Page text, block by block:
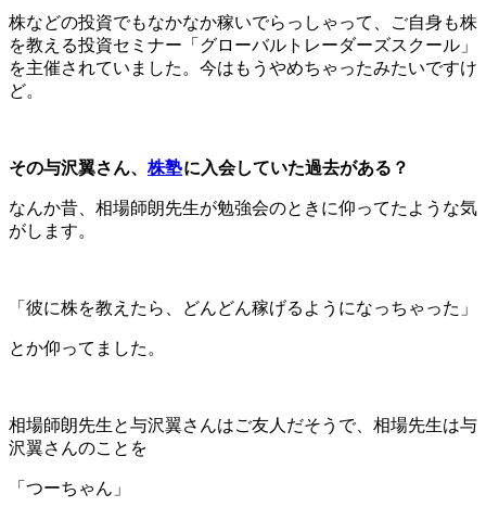
株などの投資でもなかなか稼いでらっしゃって、ご自身も株
を教える投資セミナー「グローバルトレーダーズスクール」
を主催されていました。今はもうやめちゃったみたいですけ
ど。
その与沢翼さん、 株塾に入会していた過去がある？
なんか昔、相場師朗先生が勉強会のときに仰ってたような気
がします。
「彼に株を教えたら、どんどん稼げるようになっちゃった」
とか仰ってました。
相場師朗先生と与沢翼さんはご友人だそうで、相場先生は与
沢翼さんのことを
「つーちゃん」